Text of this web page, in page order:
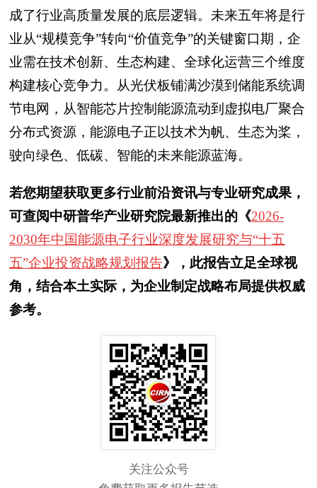
成了行业高质量发展的底层逻辑。未来五年将是行
业从“规模竞争”转向“价值竞争”的关键窗口期，企
业需在技术创新、生态构建、全球化运营三个维度
构建核心竞争力。从光伏板铺满沙漠到储能系统调
节电网，从智能芯片控制能源流动到虚拟电厂聚合
分布式资源，能源电子正以技术为帆、生态为桨，
驶向绿色、低碳、智能的未来能源蓝海。
若您期望获取更多行业前沿资讯与专业研究成果，
可查阅中研普华产业研究院最新推出的《2026-
2030年中国能源电子行业深度发展研究与“十五
五”企业投资战略规划报告》，此报告立足全球视
角，结合本土实际，为企业制定战略布局提供权威
参考。
关注公众号